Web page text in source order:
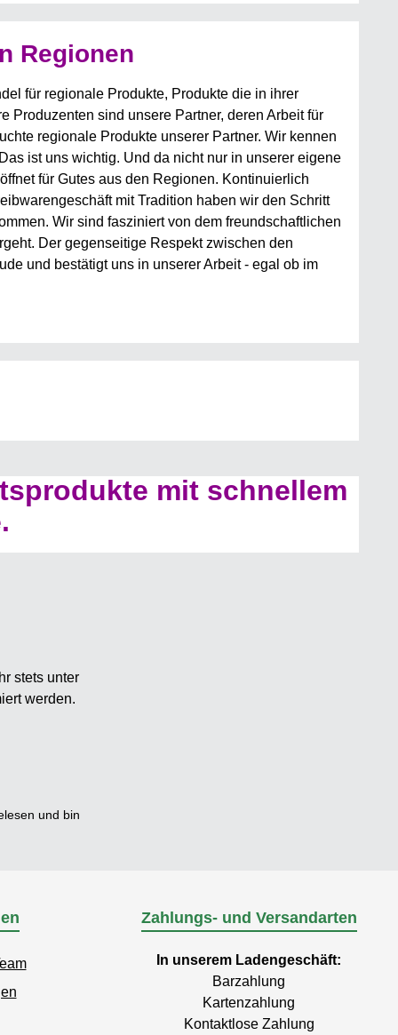
Regionen
für regionale Produkte, Produkte die in ihrer
Produzenten sind unsere Partner, deren Arbeit für
regionale Produkte unserer Partner. Wir kennen
ist uns wichtig. Und da nicht nur in unserer eigene
für Gutes aus den Regionen. Kontinuierlich
mit Tradition haben wir den Schritt
Wir sind fasziniert von dem freundschaftlichen
Der gegenseitige Respekt zwischen den
und bestätigt uns in unserer Arbeit - egal ob im
mit schnellem
stets unter
werden.
und bin
Zahlungs- und Versandarten
In unserem Ladengeschäft:
Barzahlung
Kartenzahlung
Kontaktlose Zahlung